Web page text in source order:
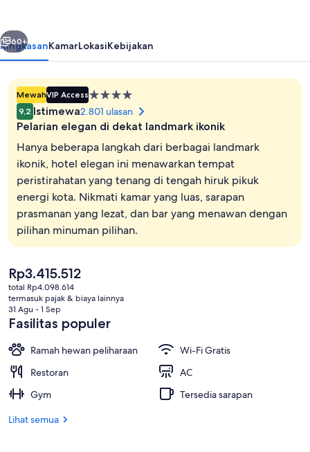
Seprai katun Mesir, seprai premium,
Berikutnya
60+
RingkasanKamarLokasiKebijakan
MewahVIP AccessProperti
bintang
4.0
9,2 Istimewa2.801 ulasan
Pelarian elegan di dekat landmark ikonik
Hanya beberapa langkah dari berbagai landmark
ikonik, hotel elegan ini menawarkan tempat
peristirahatan yang tenang di tengah hiruk pikuk
energi kota. Nikmati kamar yang luas, sarapan
prasmanan yang lezat, dan bar yang menawan dengan
pilihan minuman pilihan.
Harga
saat
ini
Rp3.415.512
Rp3.415.512
total Rp4.098.614
termasuk pajak & biaya lainnya
31 Agu - 1 Sep
Fasilitas populer
Ramah hewan peliharaan
Wi-Fi Gratis
Restoran
AC
Gym
Tersedia sarapan
Lihat semua